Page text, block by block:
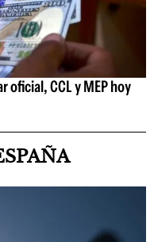
oficial, CCL y MEP hoy